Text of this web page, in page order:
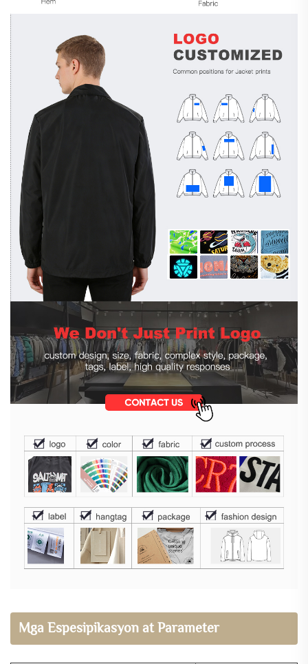
Mga Espesipikasyon at Parameter